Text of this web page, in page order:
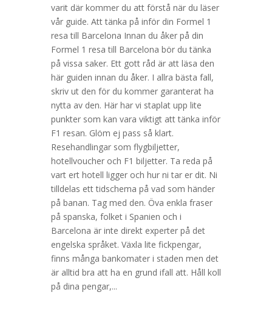
varit där kommer du att förstå när du läser
vår guide. Att tänka på inför din Formel 1
resa till Barcelona Innan du åker på din
Formel 1 resa till Barcelona bör du tänka
på vissa saker. Ett gott råd är att läsa den
här guiden innan du åker. I allra bästa fall,
skriv ut den för du kommer garanterat ha
nytta av den. Här har vi staplat upp lite
punkter som kan vara viktigt att tänka inför
F1 resan. Glöm ej pass så klart.
Resehandlingar som flygbiljetter,
hotellvoucher och F1 biljetter. Ta reda på
vart ert hotell ligger och hur ni tar er dit. Ni
tilldelas ett tidschema på vad som händer
på banan. Tag med den. Öva enkla fraser
på spanska, folket i Spanien och i
Barcelona är inte direkt experter på det
engelska språket. Växla lite fickpengar,
finns många bankomater i staden men det
är alltid bra att ha en grund ifall att. Håll koll
på dina pengar,...